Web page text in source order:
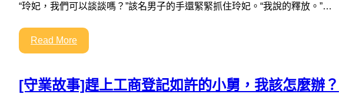
“玲妃，我們可以談談嗎？”該名男子的手還緊緊抓住玲妃。“我說的釋放。”…
Read More
[守業故事]趕上工商登記如許的小舅，我該怎麼辦？